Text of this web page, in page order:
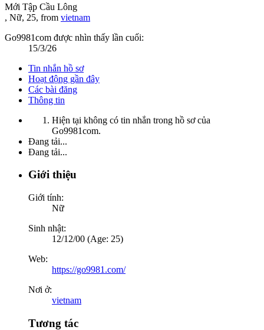
Mới Tập Cầu Lông
, Nữ, 25, from vietnam
Go9981com được nhìn thấy lần cuối:
15/3/26
Tin nhắn hồ sơ
Hoạt động gần đây
Các bài đăng
Thông tin
Hiện tại không có tin nhắn trong hồ sơ của
Go9981com.
Đang tải...
Đang tải...
Giới thiệu
Giới tính:
Nữ
Sinh nhật:
12/12/00 (Age: 25)
Web:
https://go9981.com/
Nơi ở:
vietnam
Tương tác